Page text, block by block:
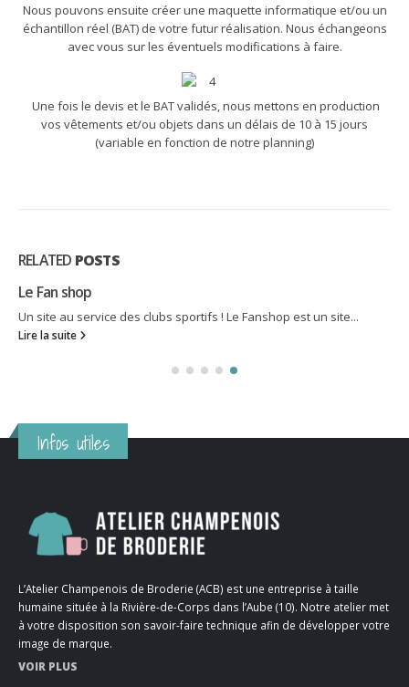
Nous pouvons ensuite créer une maquette informatique et/ou un
échantillon réel (BAT) de votre futur réalisation. Nous échangeons
avec vous sur les éventuels modifications à faire.
Une fois le devis et le BAT validés, nous mettons en production
vos vêtements et/ou objets dans un délais de 10 à 15 jours
(variable en fonction de notre planning)
RELATED POSTS
Le Fan shop
Un site au service des clubs sportifs ! Le Fanshop est un site...
Lire la suite
Infos utiles
L’Atelier Champenois de Broderie (ACB) est une entreprise à taille
humaine située à la Rivière-de-Corps dans l’Aube (10). Notre atelier met
à votre disposition son savoir-faire technique afin de développer votre
image de marque.
VOIR PLUS